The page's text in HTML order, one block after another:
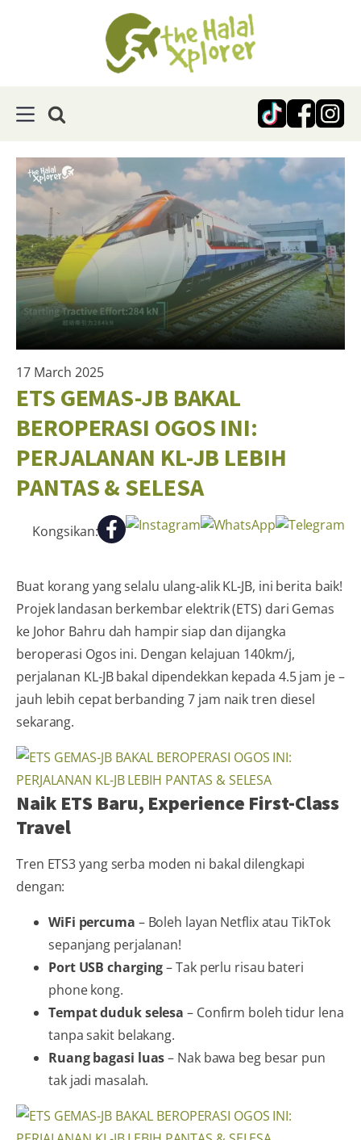
17 March 2025
ETS GEMAS-JB BAKAL
BEROPERASI OGOS INI:
PERJALANAN KL-JB LEBIH
PANTAS & SELESA
Kongsikan:
Buat korang yang selalu ulang-alik KL-JB, ini berita baik!
Projek landasan berkembar elektrik (ETS) dari Gemas
ke Johor Bahru dah hampir siap dan dijangka
beroperasi Ogos ini. Dengan kelajuan 140km/j,
perjalanan KL-JB bakal dipendekkan kepada 4.5 jam je –
jauh lebih cepat berbanding 7 jam naik tren diesel
sekarang.
Naik ETS Baru, Experience First-Class
Travel
Tren ETS3 yang serba moden ni bakal dilengkapi
dengan:
WiFi percuma – Boleh layan Netflix atau TikTok
sepanjang perjalanan!
Port USB charging– Tak perlu risau bateri
phone kong.
Tempat duduk selesa – Confirm boleh tidur lena
tanpa sakit belakang.
Ruang bagasi luas– Nak bawa beg besar pun
tak jadi masalah.